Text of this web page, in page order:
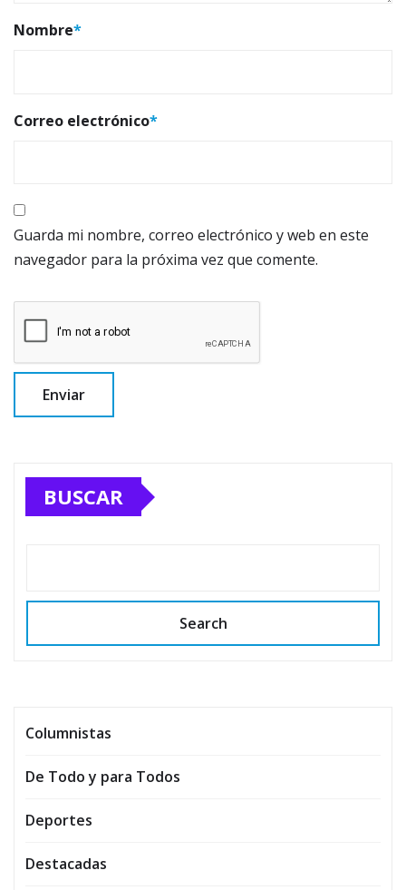
Nombre*
Correo electrónico*
Guarda mi nombre, correo electrónico y web en este
navegador para la próxima vez que comente.
BUSCAR
Search
Columnistas
De Todo y para Todos
Deportes
Destacadas